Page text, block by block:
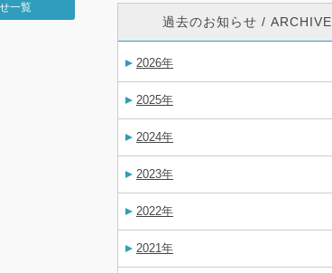
一覧
過去のお知らせ / ARCHIVE
2026年
2025年
2024年
2023年
2022年
2021年